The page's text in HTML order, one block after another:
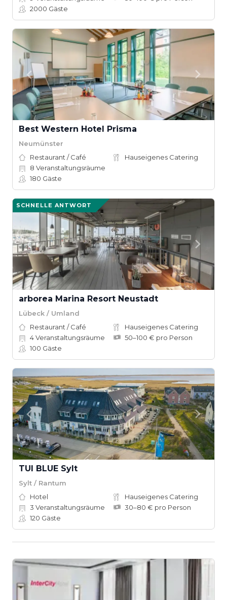
2000 Gäste
Best Western Hotel Prisma
Neumünster
Restaurant / Café
Hauseigenes Catering
8 Veranstaltungsräume
180 Gäste
SCHNELLE ANTWORT
arborea Marina Resort Neustadt
Lübeck / Umland
Restaurant / Café
Hauseigenes Catering
4Veranstaltungsräume
50–100 € pro Person
100 Gäste
TUI BLUE Sylt
Sylt / Rantum
Hotel
Hauseigenes Catering
3 Veranstaltungsräume
30–80 € pro Person
120 Gäste